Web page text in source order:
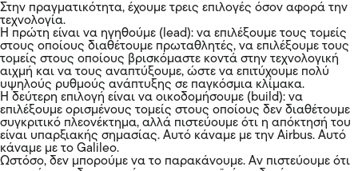
Στην πραγματικότητα, έχουμε τρεις επιλογές όσον αφορά την
τεχνολογία.
Η πρώτη είναι να ηγηθούμε (lead): να επιλέξουμε τους τομείς
στους οποίους διαθέτουμε πρωταθλητές, να επιλέξουμε τους
τομείς στους οποίους βρισκόμαστε κοντά στην τεχνολογική
αιχμή και να τους αναπτύξουμε, ώστε να επιτύχουμε πολύ
υψηλούς ρυθμούς ανάπτυξης σε παγκόσμια κλίμακα.
Η δεύτερη επιλογή είναι να οικοδομήσουμε (build): να
επιλέξουμε ορισμένους τομείς στους οποίους δεν διαθέτουμε
συγκριτικό πλεονέκτημα, αλλά πιστεύουμε ότι η απόκτησή του
είναι υπαρξιακής σημασίας. Αυτό κάναμε με την Airbus. Αυτό
κάναμε με το Galileo.
Ωστόσο, δεν μπορούμε να το παρακάνουμε. Αν πιστεύουμε ότι